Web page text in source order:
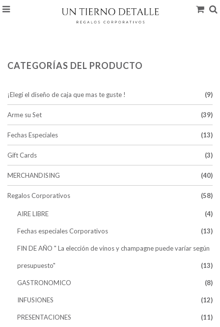
CATEGORÍAS DEL PRODUCTO
¡Elegí el diseño de caja que mas te guste ! (9)
Arme su Set (39)
Fechas Especiales (13)
Gift Cards (3)
MERCHANDISING (40)
Regalos Corporativos (58)
AIRE LIBRE (4)
Fechas especiales Corporativos (13)
FIN DE AÑO " La elección de vinos y champagne puede varíar según
presupuesto" (13)
GASTRONOMICO (8)
INFUSIONES (12)
PRESENTACIONES (11)